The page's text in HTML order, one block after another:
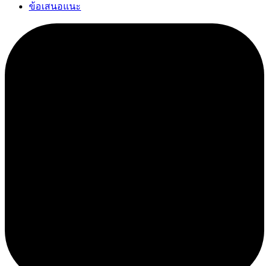
ข้อเสนอแนะ